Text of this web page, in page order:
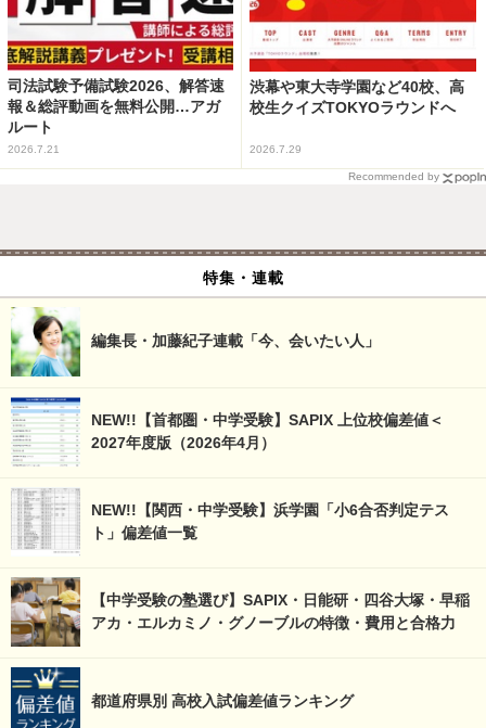
司法試験予備試験2026、解答速
報＆総評動画を無料公開…アガ
ルート
2026.7.21
渋幕や東大寺学園など40校、高
校生クイズTOKYOラウンドへ
2026.7.29
Recommended by
特集・連載
編集長・加藤紀子連載「今、会いたい人」
NEW!!【首都圏・中学受験】SAPIX 上位校偏差値＜
2027年度版（2026年4月）
NEW!!【関西・中学受験】浜学園「小6合否判定テス
ト」偏差値一覧
【中学受験の塾選び】SAPIX・日能研・四谷大塚・早稲
アカ・エルカミノ・グノーブルの特徴・費用と合格力
都道府県別 高校入試偏差値ランキング